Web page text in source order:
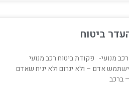
ביטוח
מנועי- פקודת ביטוח רכב מנועי
אדם – ולא יגרום ולא יניח שאדם
ברכב